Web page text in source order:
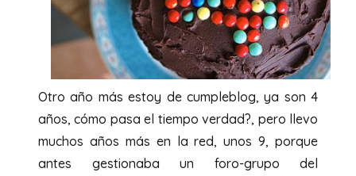
Otro año más estoy de cumpleblog, ya son 4
años, cómo pasa el tiempo verdad?, pero llevo
muchos años más en la red, unos 9, porque
antes gestionaba un foro-grupo del